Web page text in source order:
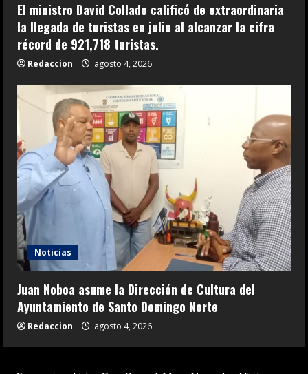
El ministro David Collado calificó de extraordinaria
la llegada de turistas en julio al alcanzar la cifra
récord de 921,718 turistas.
Redaccion agosto 4, 2026
Noticias
Juan Noboa asume la Dirección de Cultura del
Ayuntamiento de Santo Domingo Norte
Redaccion agosto 4, 2026